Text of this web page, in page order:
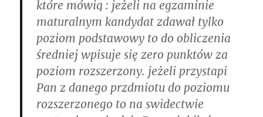
które mówią : jeżeli na egzaminie
maturalnym kandydat zdawał tylko
poziom podstawowy to do obliczenia
średniej wpisuje się zero punktów za
poziom rozszerzony. jeżeli przystapi
Pan z danego przdmiotu do poziomu
rozszerzonego to na swidectwie